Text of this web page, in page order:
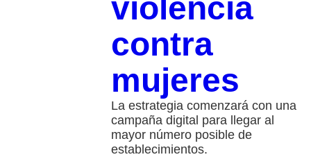
violencia
contra
mujeres
La estrategia comenzará con una
campaña digital para llegar al
mayor número posible de
establecimientos.